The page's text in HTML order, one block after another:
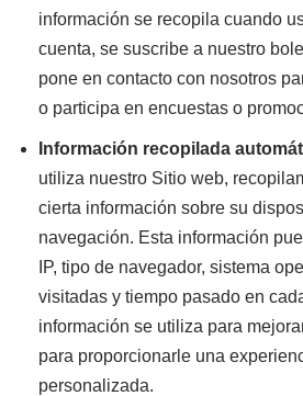
información se recopila cuando
cuenta, se suscribe a nuestro
pone en contacto con nosotros
o participa en encuestas o
Información recopilada
utiliza nuestro Sitio web,
cierta información sobre su
navegación. Esta información
IP, tipo de navegador, sistema
visitadas y tiempo pasado en
información se utiliza para
para proporcionarle una
personalizada.